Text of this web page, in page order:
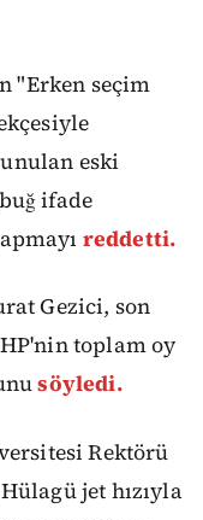
"Erken seçim
eski
ifade
reddetti.
Gezici, son
toplam oy
söyledi.
Rektörü
jet hızıyla